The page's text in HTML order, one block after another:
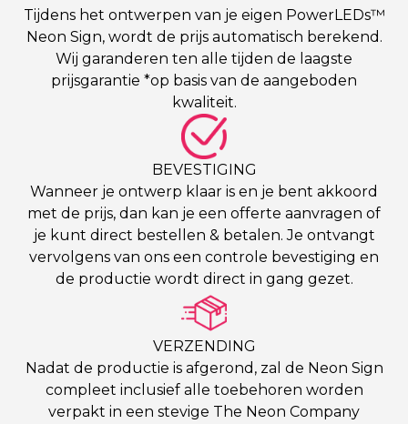
Tijdens het ontwerpen van je eigen PowerLEDs™
Neon Sign, wordt de prijs automatisch berekend.
Wij garanderen ten alle tijden de laagste
prijsgarantie *op basis van de aangeboden
kwaliteit.
BEVESTIGING
Wanneer je ontwerp klaar is en je bent akkoord
met de prijs, dan kan je een offerte aanvragen of
je kunt direct bestellen & betalen. Je ontvangt
vervolgens van ons een controle bevestiging en
de productie wordt direct in gang gezet.
VERZENDING
Nadat de productie is afgerond, zal de Neon Sign
compleet inclusief alle toebehoren worden
verpakt in een stevige The Neon Company